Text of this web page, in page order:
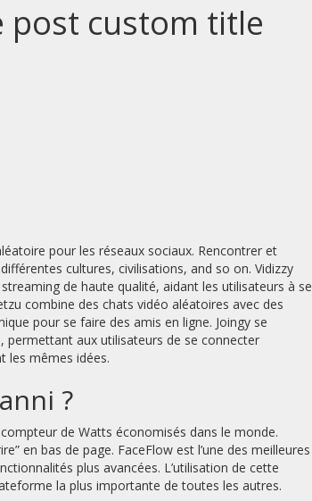
post custom title
pour les réseaux sociaux. Rencontrer et
cultures, civilisations, and so on. Vidizzy
de haute qualité, aidant les utilisateurs à se
combine des chats vidéo aléatoires avec des
pour se faire des amis en ligne. Joingy se
permettant aux utilisateurs de se connecter
les mêmes idées.
?
de Watts économisés dans le monde.
en bas de page. FaceFlow est l’une des meilleures
plus avancées. L’utilisation de cette
la plus importante de toutes les autres.